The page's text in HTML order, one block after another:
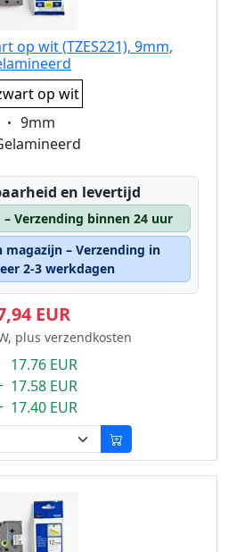
op wit (TZES221), 9mm,
op wit
Eigenschaft:
9mm
en levertijd
Verzending binnen 24 uur
magazijn – Verzending in
2-3 werkdagen
EUR
plus verzendkosten
EUR
17.58 EUR
17.40 EUR